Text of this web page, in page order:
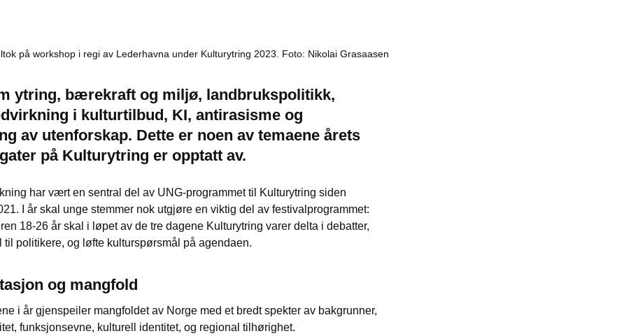
på workshop i regi av Lederhavna under Kulturytring 2023. Foto: Nikolai Grasaasen
ytring, bærekraft og miljø, landbrukspolitikk,
i kulturtilbud, KI, antirasisme og
av utenforskap. Dette er noen av temaene årets
på Kulturytring er opptatt av.
har vært en sentral del av UNG-programmet til Kulturytring siden
I år skal unge stemmer nok utgjøre en viktig del av festivalprogrammet:
18-26 år skal i løpet av de tre dagene Kulturytring varer delta i debatter,
til politikere, og løfte kulturspørsmål på agendaen.
og mangfold
i år gjenspeiler mangfoldet av Norge med et bredt spekter av bakgrunner,
funksjonsevne, kulturell identitet, og regional tilhørighet.